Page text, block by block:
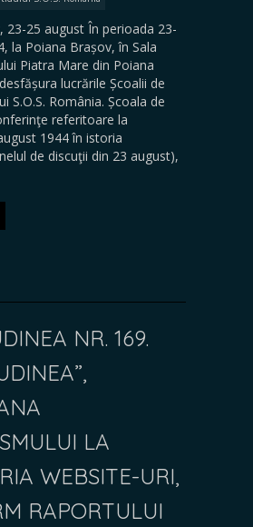
23-25 august În perioada 23-
la Poiana Brașov, în Sala
Piatra Mare din Poiana
lucrările Școalii de
S.O.S. România. Școala de
referitoare la
1944 în istoria
de discuţii din 23 august),
NR. 169.
LA
WEBSITE-URI,
RAPORTULUI